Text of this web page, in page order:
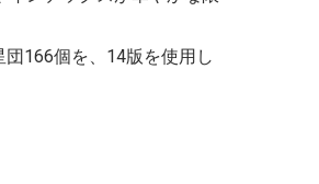
166個を、14版を使用し